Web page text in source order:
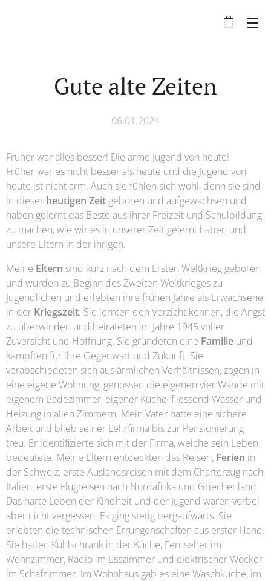
Gute alte Zeiten
06.01.2024
Früher war alles besser! Die arme Jugend von heute!
Früher war es nicht besser als heute und die Jugend von
heute ist nicht arm. Auch sie fühlen sich wohl, denn sie sind
in dieser heutigen Zeit geboren und aufgewachsen und
haben gelernt das Beste aus ihrer Freizeit und Schulbildung
zu machen, wie wir es in unserer Zeit gelernt haben und
unsere Eltern in der ihrigen.
Meine Eltern sind kurz nach dem Ersten Weltkrieg geboren
und wurden zu Beginn des Zweiten Weltkrieges zu
Jugendlichen und erlebten ihre frühen Jahre als Erwachsene
in der Kriegszeit. Sie lernten den Verzicht kennen, die Angst
zu überwinden und heirateten im Jahre 1945 voller
Zuversicht und Hoffnung. Sie gründeten eine Familie und
kämpften für ihre Gegenwart und Zukunft. Sie
verabschiedeten sich aus ärmlichen Verhältnissen, zogen in
eine eigene Wohnung, genossen die eigenen vier Wände mit
eigenem Badezimmer, eigener Küche, fliessend Wasser und
Heizung in allen Zimmern. Mein Vater hatte eine sichere
Arbeit und blieb seiner Lehrfirma bis zur Pensionierung
treu. Er identifizierte sich mit der Firma, welche sein Leben
bedeutete. Meine Eltern entdeckten das Reisen, Ferien in
der Schweiz, erste Auslandsreisen mit dem Charterzug nach
Italien, erste Flugreisen nach Nordafrika und Griechenland.
Das harte Leben der Kindheit und der Jugend waren vorbei
aber nicht vergessen. Es ging stetig bergaufwärts. Sie
erlebten die technischen Errungenschaften aus erster Hand.
Sie hatten Kühlschrank in der Küche, Fernseher im
Wohnzimmer, Radio im Esszimmer und elektrischer Wecker
im Schafzimmer. Im Wohnhaus gab es eine Waschküche, im